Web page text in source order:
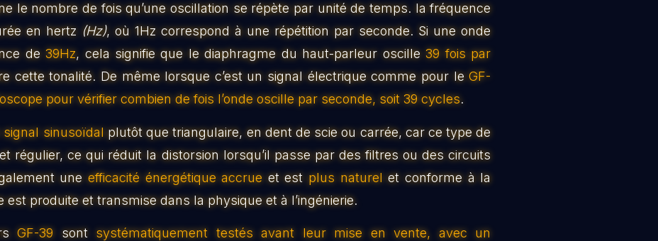
le nombre de fois qu’une oscillation se répète par unité de temps. la fréquence
en hertz (Hz), où 1Hz correspond à une répétition par seconde. Si une onde
de39Hz, cela signifie que le diaphragme du haut-parleur oscille39 fois par
cette tonalité. De même lorsque c’est un signal électrique comme pour leGF-
pour vérifier combien de fois l’onde oscille par seconde, soit 39 cycles.
signal sinusoïdalplutôt que triangulaire, en dent de scie ou carrée, car ce type de
régulier, ce qui réduit la distorsion lorsqu’il passe par des filtres ou des circuits
uneefficacité énergétique accrue et estplus naturel et conforme à la
est produite et transmise dans la physique et à l’ingénierie.
GF-39 sont systématiquement testés avant leur mise en vente, avec un